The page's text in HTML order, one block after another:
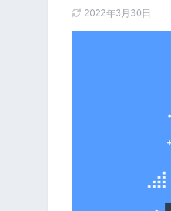
2022年3月30日